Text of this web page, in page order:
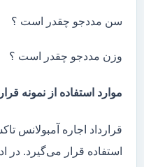
سن مددجو چقدر است ؟
وزن مددجو چقدر است ؟
موارد استفاده از نمونه
قرارداد اجاره آمبولانس
استفاده قرار می‌گیرد. در